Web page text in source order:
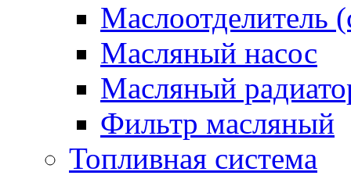
Маслоотделитель
Масляный насос
Масляный
Фильтр масляный
Топливная система